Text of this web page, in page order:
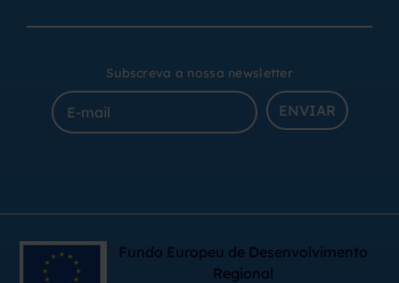
Subscreva a nossa newsletter
ENVIAR
Fundo Europeu de Desenvolvimento
Regional